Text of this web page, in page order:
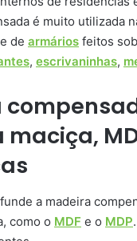
é muito utilizada
de armários feitos
, escrivaninhas,
a madeira
como o MDF e o MDP